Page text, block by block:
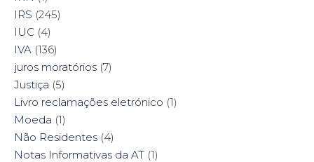
IRS (245)
IUC (4)
IVA (136)
juros moratórios (7)
Justiça (5)
Livro reclamações eletrónico (1)
Moeda (1)
Não Residentes (4)
Notas Informativas da AT (1)